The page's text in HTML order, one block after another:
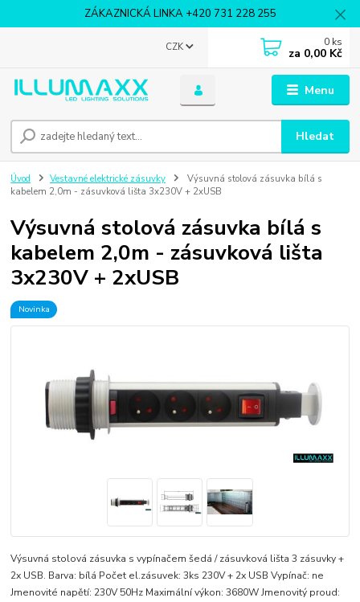
ZÁKAZNICKÁ LINKA +420 731 228 255
Menu
CZK
Hledat
0 ks
za 0,00 Kč
Úvod Vestavné elektrické zásuvky
Výsuvná stolová zásuvka bílá s
kabelem 2,0m - zásuvková lišta 3x230V + 2xUSB
Výsuvná stolová zásuvka bílá s
kabelem 2,0m - zásuvková lišta
3x230V + 2xUSB
Novinka
Výsuvná stolová zásuvka s vypínačem šedá / zásuvková lišta 3 zásuvky +
2x USB. Barva: bílá Počet el.zásuvek: 3ks 230V + 2x USB Vypínač: ne
Jmenovité napětí: 230V 50Hz Maximální výkon: 3680W Jmenovitý proud: